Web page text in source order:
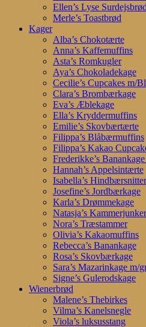
Ellen’s Lyse
Merle’s Toastbrød
Kager
Alba’s Chokotærte
Anna’s Kaffemuffins
Asta’s Romkugler
Aya’s Chokoladekage
Cecilie’s Cupcakes m/
Clara’s Brombærkage
Eva’s Æblekage
Ella’s Kryddermuffins
Emilie’s Skovbærtærte
Filippa’s Blåbærmuffins
Filippa’s Kakao
Frederikke’s
Hannah’s Appelsintærte
Isabella’s Hindbærsnitter
Josefine’s Jordbærkage
Karla’s Drømmekage
Natasja’s Kammerjunker
Nora’s Træstammer
Olivia’s Kakaomuffins
Rebecca’s Banankage
Rosa’s Skovbærkage
Sara’s Mazarinkage m/
Signe’s Gulerodskage
Wienerbrød
Malene’s Thebirkes
Vilma’s Kanelsnegle
Viola’s luksusstang